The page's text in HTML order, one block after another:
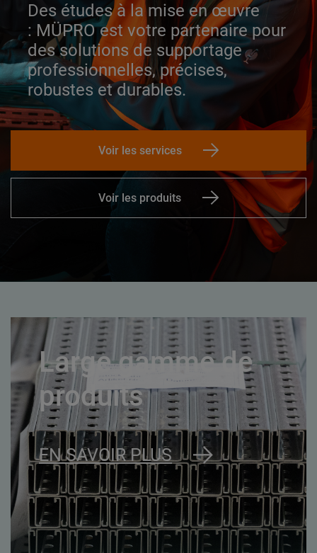
Des études à la mise en œuvre
: MÜPRO est votre partenaire pour
des solutions de supportage
professionnelles, précises,
robustes et durables.
Voir les services
Voir les produits
Large gamme de
produits
EN SAVOIR PLUS